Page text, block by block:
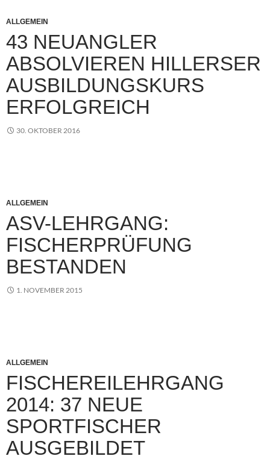
ALLGEMEIN
43 NEUANGLER
ABSOLVIEREN HILLERSER
AUSBILDUNGSKURS
ERFOLGREICH
30. OKTOBER 2016
ALLGEMEIN
ASV-LEHRGANG:
FISCHERPRÜFUNG
BESTANDEN
1. NOVEMBER 2015
ALLGEMEIN
FISCHEREILEHRGANG
2014: 37 NEUE
SPORTFISCHER
AUSGEBILDET